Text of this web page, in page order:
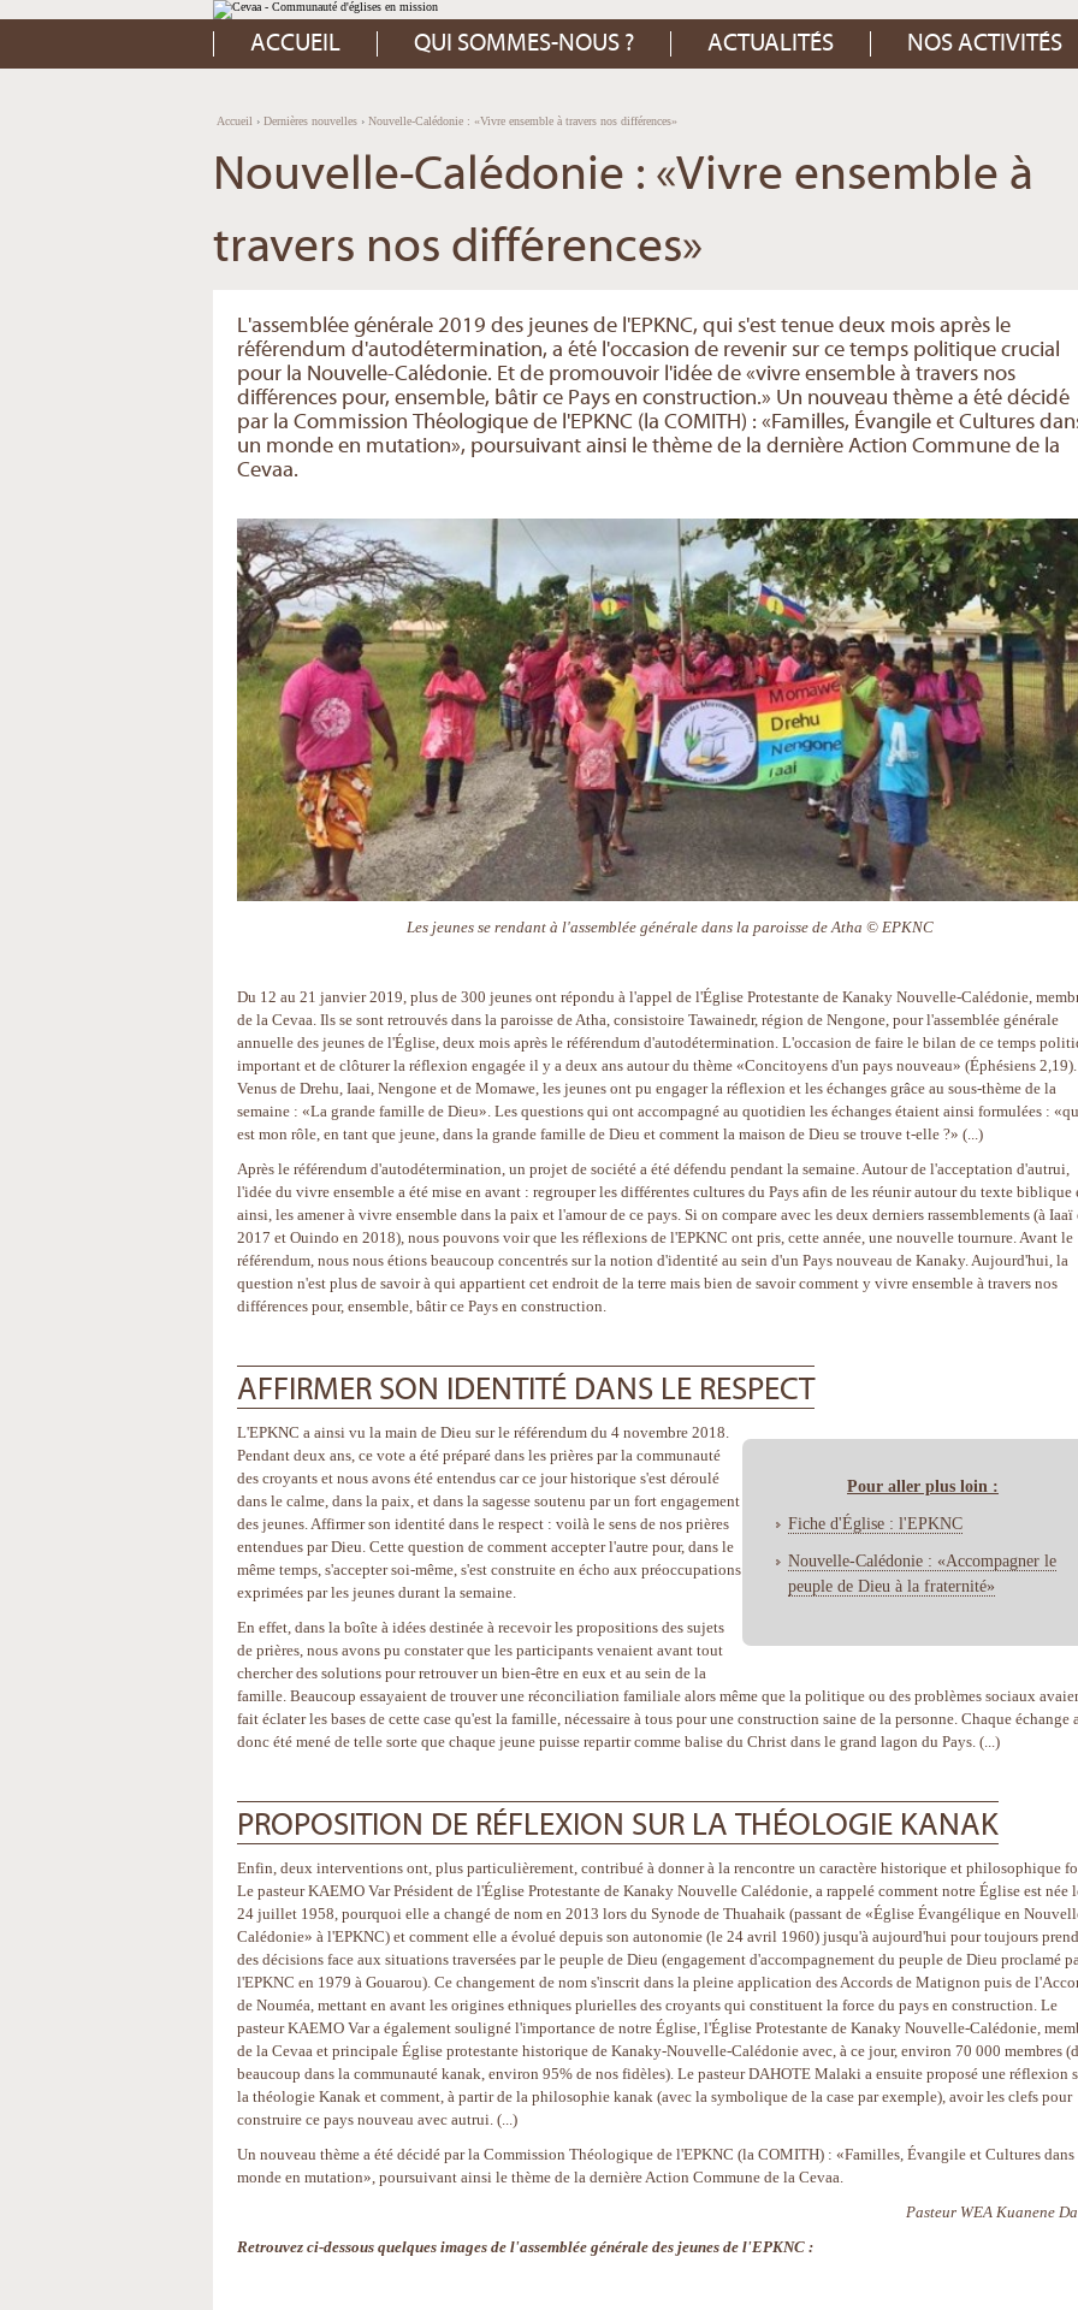
Aller
au
contenu.
Aller
à
Outils
personnels
ACCUEIL QUI SOMMES-NOUS ? ACTUALITÉS NOS ACTIVITÉS
Accueil › Dernières nouvelles › Nouvelle-Calédonie : «Vivre ensemble à travers nos différences»
Nouvelle-Calédonie : «Vivre ensemble à
travers nos différences»
L'assemblée générale 2019 des jeunes de l'EPKNC, qui s'est tenue deux mois après le
référendum d'autodétermination, a été l'occasion de revenir sur ce temps politique crucial
pour la Nouvelle-Calédonie. Et de promouvoir l'idée de «vivre ensemble à travers nos
différences pour, ensemble, bâtir ce Pays en construction.» Un nouveau thème a été décidé
par la Commission Théologique de l'EPKNC (la COMITH) : «Familles, Évangile et Cultures
un monde en mutation», poursuivant ainsi le thème de la dernière Action Commune de la
Cevaa.
Les jeunes se rendant à l'assemblée générale dans la paroisse de Atha © EPKNC
Du 12 au 21 janvier 2019, plus de 300 jeunes ont répondu à l'appel de l'Église Protestante de Kanaky Nouvelle-Calédonie,
de la Cevaa. Ils se sont retrouvés dans la paroisse de Atha, consistoire Tawainedr, région de Nengone, pour l'assemblée générale
annuelle des jeunes de l'Église, deux mois après le référendum d'autodétermination. L'occasion de faire le bilan de ce temps
important et de clôturer la réflexion engagée il y a deux ans autour du thème «Concitoyens d'un pays nouveau» (Éphésiens 2,19).
Venus de Drehu, Iaai, Nengone et de Momawe, les jeunes ont pu engager la réflexion et les échanges grâce au sous-thème de la
semaine : «La grande famille de Dieu». Les questions qui ont accompagné au quotidien les échanges étaient ainsi formulées :
est mon rôle, en tant que jeune, dans la grande famille de Dieu et comment la maison de Dieu se trouve t-elle ?» (...)
Après le référendum d'autodétermination, un projet de société a été défendu pendant la semaine. Autour de l'acceptation d'autrui,
l'idée du vivre ensemble a été mise en avant : regrouper les différentes cultures du Pays afin de les réunir autour du texte biblique
ainsi, les amener à vivre ensemble dans la paix et l'amour de ce pays. Si on compare avec les deux derniers rassemblements (à Iaaï
2017 et Ouindo en 2018), nous pouvons voir que les réflexions de l'EPKNC ont pris, cette année, une nouvelle tournure. Avant le
référendum, nous nous étions beaucoup concentrés sur la notion d'identité au sein d'un Pays nouveau de Kanaky. Aujourd'hui, la
question n'est plus de savoir à qui appartient cet endroit de la terre mais bien de savoir comment y vivre ensemble à travers nos
différences pour, ensemble, bâtir ce Pays en construction.
AFFIRMER SON IDENTITÉ DANS LE RESPECT
Pour aller plus loin :
Fiche d'Église : l'EPKNC
Nouvelle-Calédonie : «Accompagner le
peuple de Dieu à la fraternité»
L'EPKNC a ainsi vu la main de Dieu sur le référendum du 4 novembre 2018.
Pendant deux ans, ce vote a été préparé dans les prières par la communauté
des croyants et nous avons été entendus car ce jour historique s'est déroulé
dans le calme, dans la paix, et dans la sagesse soutenu par un fort engagement
des jeunes. Affirmer son identité dans le respect : voilà le sens de nos prières
entendues par Dieu. Cette question de comment accepter l'autre pour, dans le
même temps, s'accepter soi-même, s'est construite en écho aux préoccupations
exprimées par les jeunes durant la semaine.
En effet, dans la boîte à idées destinée à recevoir les propositions des sujets
de prières, nous avons pu constater que les participants venaient avant tout
chercher des solutions pour retrouver un bien-être en eux et au sein de la
famille. Beaucoup essayaient de trouver une réconciliation familiale alors même que la politique ou des problèmes sociaux
fait éclater les bases de cette case qu'est la famille, nécessaire à tous pour une construction saine de la personne. Chaque échange
donc été mené de telle sorte que chaque jeune puisse repartir comme balise du Christ dans le grand lagon du Pays. (...)
PROPOSITION DE RÉFLEXION SUR LA THÉOLOGIE KANAK
Enfin, deux interventions ont, plus particulièrement, contribué à donner à la rencontre un caractère historique et philosophique
Le pasteur KAEMO Var Président de l'Église Protestante de Kanaky Nouvelle Calédonie, a rappelé comment notre Église est née
24 juillet 1958, pourquoi elle a changé de nom en 2013 lors du Synode de Thuahaik (passant de «Église Évangélique en
Calédonie» à l'EPKNC) et comment elle a évolué depuis son autonomie (le 24 avril 1960) jusqu'à aujourd'hui pour toujours
des décisions face aux situations traversées par le peuple de Dieu (engagement d'accompagnement du peuple de Dieu proclamé
l'EPKNC en 1979 à Gouarou). Ce changement de nom s'inscrit dans la pleine application des Accords de Matignon puis de
de Nouméa, mettant en avant les origines ethniques plurielles des croyants qui constituent la force du pays en construction. Le
pasteur KAEMO Var a également souligné l'importance de notre Église, l'Église Protestante de Kanaky Nouvelle-Calédonie,
de la Cevaa et principale Église protestante historique de Kanaky-Nouvelle-Calédonie avec, à ce jour, environ 70 000 membres
beaucoup dans la communauté kanak, environ 95% de nos fidèles). Le pasteur DAHOTE Malaki a ensuite proposé une réflexion
la théologie Kanak et comment, à partir de la philosophie kanak (avec la symbolique de la case par exemple), avoir les clefs pour
construire ce pays nouveau avec autrui. (...)
Un nouveau thème a été décidé par la Commission Théologique de l'EPKNC (la COMITH) : «Familles, Évangile et Cultures dans
monde en mutation», poursuivant ainsi le thème de la dernière Action Commune de la Cevaa.
Pasteur WEA Kuanene
Retrouvez ci-dessous quelques images de l'assemblée générale des jeunes de l'EPKNC :